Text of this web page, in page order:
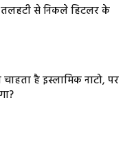
तलहटी से निकले हिटलर के
चाहता है इस्लामिक नाटो, पर